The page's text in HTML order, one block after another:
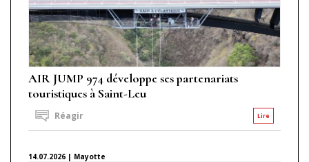
AIR JUMP 974 développe ses partenariats
touristiques à Saint-Leu
Lire
Réagir
14.07.2026 | Mayotte